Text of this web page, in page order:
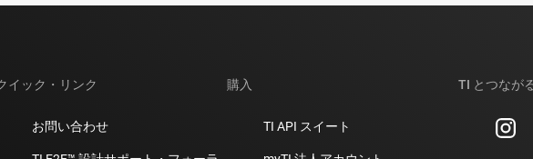
イック・リンク
お問い合わせ
購入
TI API スイート
TI とつなが